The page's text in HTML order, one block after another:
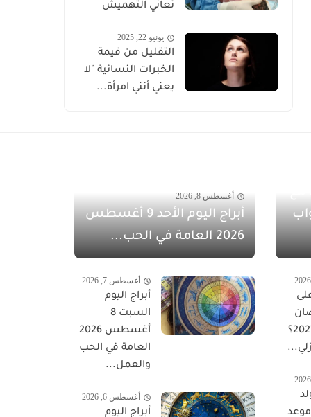
تعاني التهميش
يونيو 22, 2025
التقليل من قيمة
الخبرات النسائية "لا
يعني أنني امرأة...
المبارك 2027؟
موعد
أغسطس 8, 2026
أبراج اليوم الأحد 9 أغسطس
2026 العامة في الحب...
أغسطس 7, 2026
أبراج اليوم
السبت 8
أغسطس 2026
العامة في الحب
والعمل...
أغسطس 6, 2026
أبراج اليوم